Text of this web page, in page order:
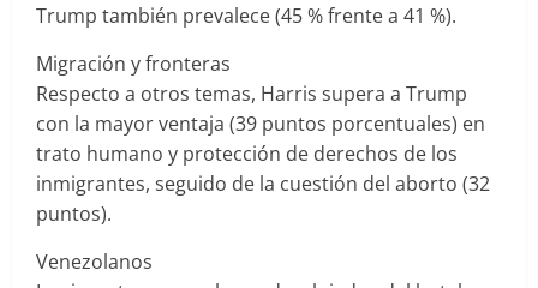
Trump también prevalece (45 % frente a 41 %).
Migración y fronteras
Respecto a otros temas, Harris supera a Trump
con la mayor ventaja (39 puntos porcentuales) en
trato humano y protección de derechos de los
inmigrantes, seguido de la cuestión del aborto (32
puntos).
Venezolanos